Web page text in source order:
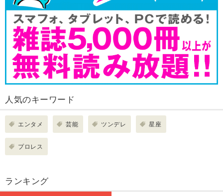
人気のキーワード
エンタメ 芸能 ツンデレ 星座
プロレス
ランキング